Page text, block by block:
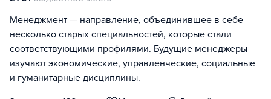
Менеджмент — направление, объединившее в себе
несколько старых специальностей, которые стали
соответствующими профилями. Будущие менеджеры
изучают экономические, управленческие, социальные
и гуманитарные дисциплины.